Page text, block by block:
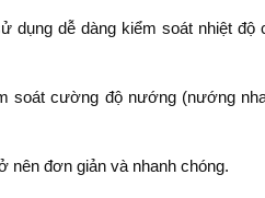
dụng dễ dàng kiểm soát nhiệt độ
soát cường độ nướng (nướng
nên đơn giản và nhanh chóng.